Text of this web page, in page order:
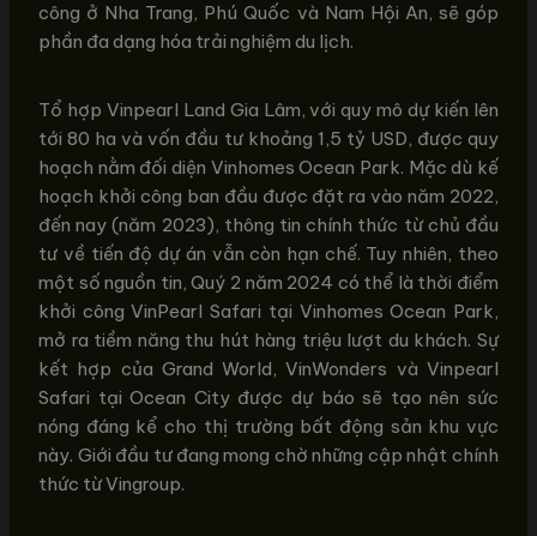
công ở Nha Trang, Phú Quốc và Nam Hội An, sẽ góp
phần đa dạng hóa trải nghiệm du lịch.
Tổ hợp Vinpearl Land Gia Lâm, với quy mô dự kiến lên
tới 80 ha và vốn đầu tư khoảng 1,5 tỷ USD, được quy
hoạch nằm đối diện Vinhomes Ocean Park. Mặc dù kế
hoạch khởi công ban đầu được đặt ra vào năm 2022,
đến nay (năm 2023), thông tin chính thức từ chủ đầu
tư về tiến độ dự án vẫn còn hạn chế. Tuy nhiên, theo
một số nguồn tin, Quý 2 năm 2024 có thể là thời điểm
khởi công VinPearl Safari tại Vinhomes Ocean Park,
mở ra tiềm năng thu hút hàng triệu lượt du khách. Sự
kết hợp của Grand World, VinWonders và Vinpearl
Safari tại Ocean City được dự báo sẽ tạo nên sức
nóng đáng kể cho thị trường bất động sản khu vực
này. Giới đầu tư đang mong chờ những cập nhật chính
thức từ Vingroup.